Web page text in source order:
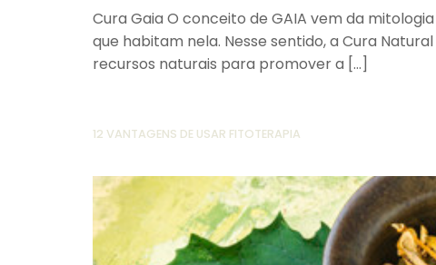
Cura Gaia O conceito de GAIA vem da
que habitam nela. Nesse sentido, a Cura
recursos naturais para promover a […]
12 VANTAGENS DE USAR FITOTERAPIA